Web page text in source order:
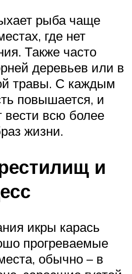
рыба чаще
где нет
Также часто
деревьев или в
травы. С каждым
повышается, и
вести всю более
жизни.
и
икры карась
прогреваемые
обычно – в